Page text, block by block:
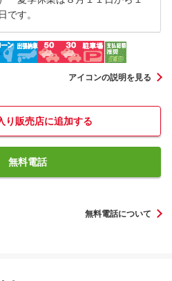
です。
アイコンの説明を見る
り販売店に追加する
無料電話
無料電話について